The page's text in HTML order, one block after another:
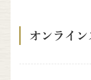
オンライ